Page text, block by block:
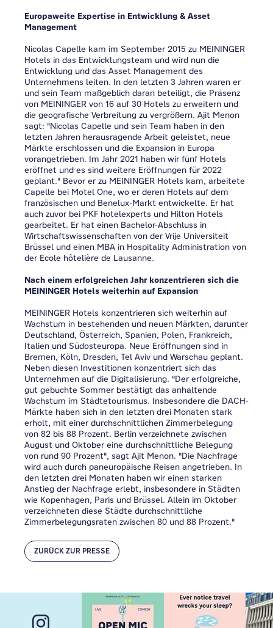
Europaweite Expertise in Entwicklung & Asset
Management
Nicolas Capelle kam im September 2015 zu MEININGER
Hotels in das Entwicklungsteam und wird nun die
Entwicklung und das Asset Management des
Unternehmens leiten. In den letzten 3 Jahren waren er
und sein Team maßgeblich daran beteiligt, die Präsenz
von MEININGER von 16 auf 30 Hotels zu erweitern und
die geografische Verbreitung zu vergrößern. Ajit Menon
sagt: "Nicolas Capelle und sein Team haben in den
letzten Jahren herausragende Arbeit geleistet, neue
Märkte erschlossen und die Expansion in Europa
vorangetrieben. Im Jahr 2021 haben wir fünf Hotels
eröffnet und es sind weitere Eröffnungen für 2022
geplant." Bevor er zu MEININGER Hotels kam, arbeitete
Capelle bei Motel One, wo er deren Hotels auf dem
französischen und Benelux-Markt entwickelte. Er hat
auch zuvor bei PKF hotelexperts und Hilton Hotels
gearbeitet. Er hat einen Bachelor-Abschluss in
Wirtschaftswissenschaften von der Vrije Universiteit
Brüssel und einen MBA in Hospitality Administration von
der Ecole hôtelière de Lausanne.
Nach einem erfolgreichen Jahr konzentrieren sich die
MEININGER Hotels weiterhin auf Expansion
MEININGER Hotels konzentrieren sich weiterhin auf
Wachstum in bestehenden und neuen Märkten, darunter
Deutschland, Österreich, Spanien, Polen, Frankreich,
Italien und Südosteuropa. Neue Eröffnungen sind in
Bremen, Köln, Dresden, Tel Aviv und Warschau geplant.
Neben diesen Investitionen konzentriert sich das
Unternehmen auf die Digitalisierung. "Der erfolgreiche,
gut gebuchte Sommer bestätigt das anhaltende
Wachstum im Städtetourismus. Insbesondere die DACH-
Märkte haben sich in den letzten drei Monaten stark
erholt, mit einer durchschnittlichen Zimmerbelegung
von 82 bis 88 Prozent. Berlin verzeichnete zwischen
August und Oktober eine durchschnittliche Belegung
von rund 90 Prozent", sagt Ajit Menon. "Die Nachfrage
wird auch durch paneuropäische Reisen angetrieben. In
den letzten drei Monaten haben wir einen starken
Anstieg der Nachfrage erlebt, insbesondere in Städten
wie Kopenhagen, Paris und Brüssel. Allein im Oktober
verzeichneten diese Städte durchschnittliche
Zimmerbelegungsraten zwischen 80 und 88 Prozent."
ZURÜCK ZUR PRESSE